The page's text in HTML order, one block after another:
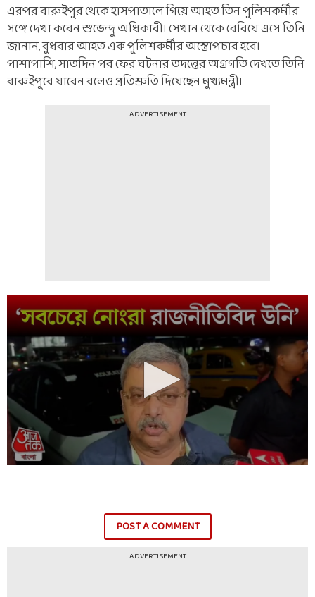
এরপর বারুইপুর থেকে হাসপাতালে গিয়ে আহত তিন পুলিশকর্মীর
সঙ্গে দেখা করেন শুভেন্দু অধিকারী। সেখান থেকে বেরিয়ে এসে তিনি
জানান, বুধবার আহত এক পুলিশকর্মীর অস্ত্রোপচার হবে।
পাশাপাশি, সাতদিন পর ফের ঘটনার তদন্তের অগ্রগতি দেখতে তিনি
বারুইপুরে যাবেন বলেও প্রতিশ্রুতি দিয়েছেন মুখ্যমন্ত্রী।
ADVERTISEMENT
POST A COMMENT
ADVERTISEMENT